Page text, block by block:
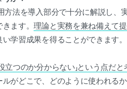
法を導入部分で十分に解説し、
きます。理論と実務を兼ね備えて
学習成果を得ることができます。
つのか分からない」という点だ
がどこで、どのように使われる